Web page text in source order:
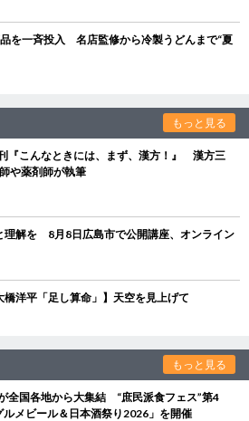
を一斉投入 名店監修から冷製うどんまで“夏
もっと見る
『こんなときには、まず、漢方！』 漢方三
や薬剤師が執筆
理解を 8月8日広島市で公開講座、オンライン
橋洋平「足し算命」】天空を見上げて
もっと見る
全国各地から大集結 “庶民派食フェス”第4
ルメビール＆日本酒祭り2026」を開催